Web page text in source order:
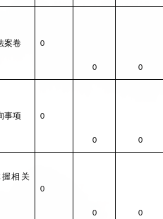
案卷 0
0 0
事项 0
0 0
相关
0
0 0